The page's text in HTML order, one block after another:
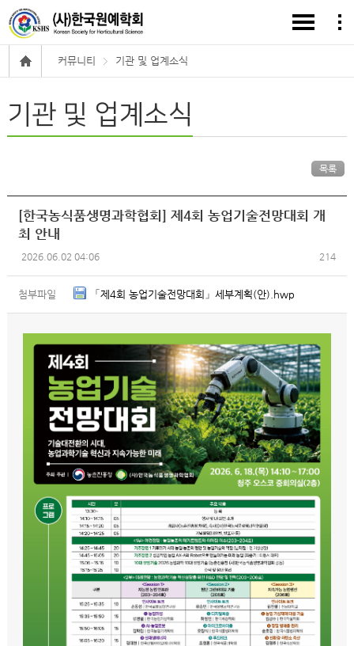
커뮤니티 기관 및 업계소식
기관 및 업계소식
목록
[한국농식품생명과학협회] 제4회 농업기술전망대회 개
최 안내
2026.06.02 04:06 214
첨부파일 「제4회 농업기술전망대회」세부계획(안).hwp